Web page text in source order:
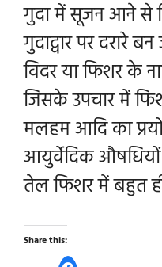
गुदा में सूजन आने से
गुदाद्वार पर दरारे
विदर या फिशर के
जिसके उपचार में
मलहम आदि का
आयुर्वेदिक औषधियों
तेल फिशर में बहुत
Share this: